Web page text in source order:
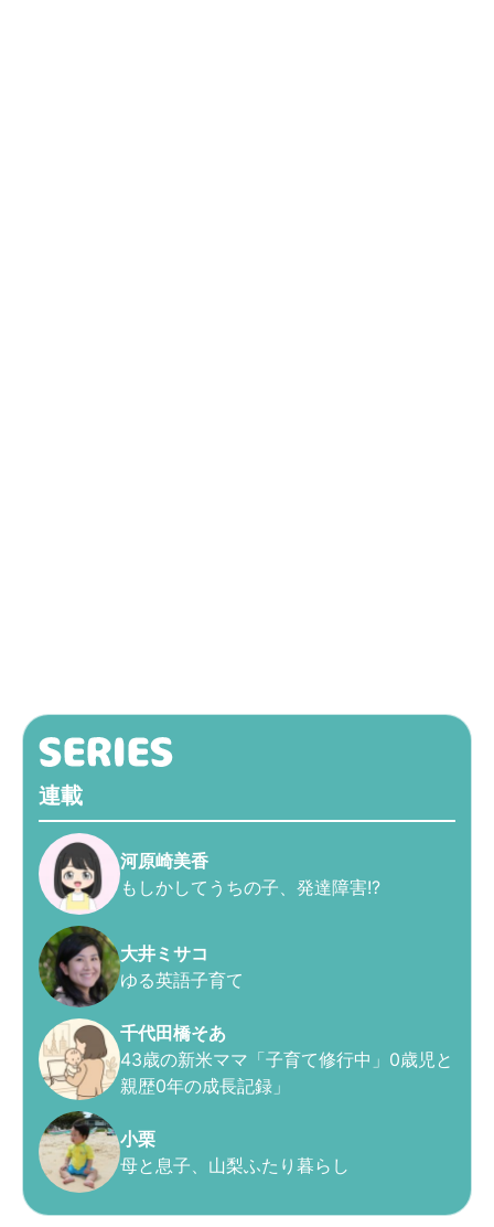
連載
河原崎美香
もしかしてうちの子、発達障害!?
大井ミサコ
ゆる英語子育て
千代田橋そあ
43歳の新米ママ「子育て修行中」0歳児と
親歴0年の成長記録」
小栗
母と息子、山梨ふたり暮らし